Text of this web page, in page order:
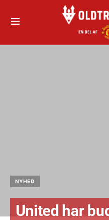
NYHED
United har